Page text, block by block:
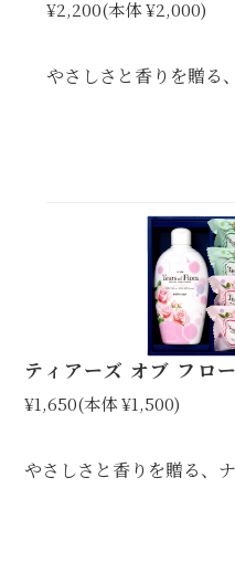
¥2,200(本体 ¥2,000)
やさしさと香りを贈る
ティアーズ オブ フロ
¥1,650(本体 ¥1,500)
やさしさと香りを贈る、